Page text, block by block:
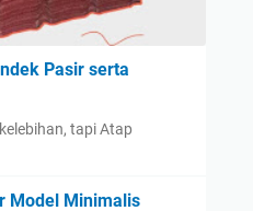
Pasir serta
tapi Atap
Model Minimalis